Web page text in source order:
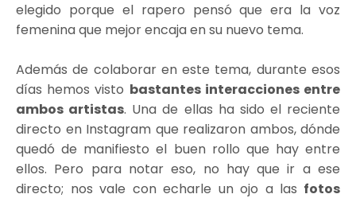
elegido porque el rapero pensó que era la voz
femenina que mejor encaja en su nuevo tema.
Además de colaborar en este tema, durante esos
días hemos visto bastantes interacciones entre
ambos artistas. Una de ellas ha sido el reciente
directo en Instagram que realizaron ambos, dónde
quedó de manifiesto el buen rollo que hay entre
ellos. Pero para notar eso, no hay que ir a ese
directo; nos vale con echarle un ojo a las fotos